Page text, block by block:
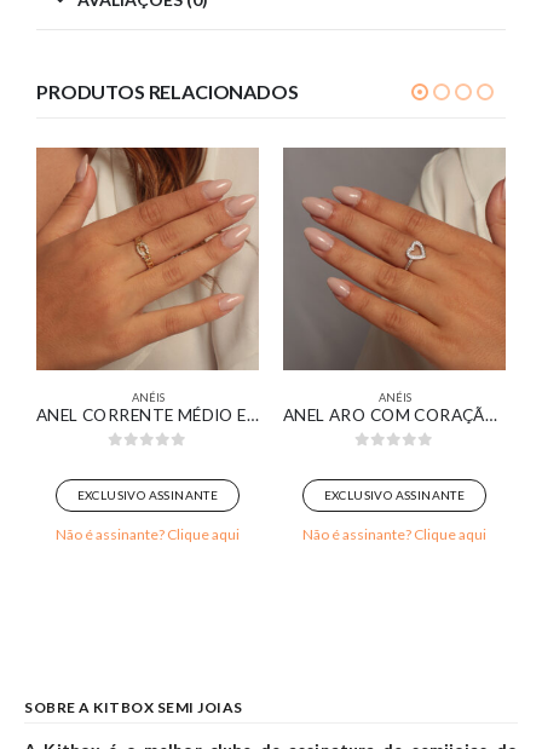
PRODUTOS RELACIONADOS
ANÉIS
ANEL CORRENTE MÉDIO ELO CRAVEJADO BANHADO EM OURO 18K
EXCLUSIVO ASSINANTE
Não é assinante? Clique aqui
ANÉIS
ANEL ARO COM CORAÇÃO CRAVEJADO VAZADO BANHADO EM OURO BRANCO
EXCLUSIVO ASSINANTE
Não é assinante? Clique aqui
SOBRE A KITBOX SEMI JOIAS